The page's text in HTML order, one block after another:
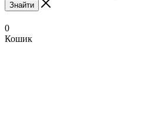
Знайти
0
Кошик